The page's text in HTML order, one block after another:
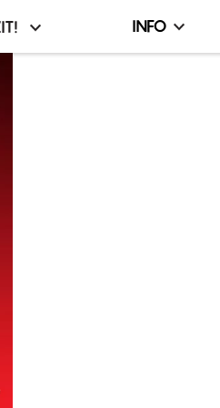
Infó,
INFO